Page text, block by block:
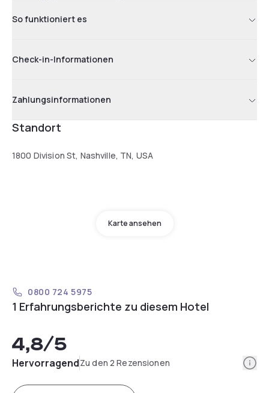
So funktioniert es
Check-in-Informationen
Zahlungsinformationen
Standort
1800 Division St, Nashville, TN, USA
Karte ansehen
0800 724 5975
1 Erfahrungsberichte zu diesem Hotel
4,8/5
HervorragendZu den 2 Rezensionen